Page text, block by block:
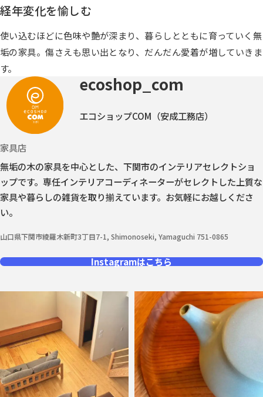
経年変化を愉しむ
使い込むほどに色味や艶が深まり、暮らしとともに育っていく無
垢の家具。傷さえも思い出となり、だんだん愛着が増していきま
す。
ecoshop_com
エコショップCOM（安成工務店）
家具店
無垢の木の家具を中心とした、下関市のインテリアセレクトショ
ップです。 専任インテリアコーディネーターがセレクトした上質な
家具や暮らしの雑貨を取り揃えています。お気軽にお越しくださ
い。
山口県下関市綾羅木新町3丁目7-1, Shimonoseki, Yamaguchi 751-0865
Instagramはこちら